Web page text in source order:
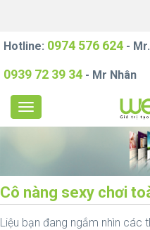
Hotline: 0974 576 624 -
0939 72 39 34 - Mr Nhân
Cô nàng sexy chơi
Liệu bạn đang ngắm nhìn các